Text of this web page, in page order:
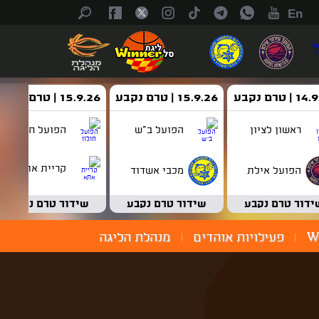
En
טרם נקבע
ראשון לציון
הפועל אילת
טרם נקבע
15.9.26 | טרם נקבע
הפועל ב"ש
מכבי אשדוד
שידור טרם נקבע
15.9.26 | טרם נקבע
הפועל חולון
קריית אתא
שידור טרם נקבע
פעילויות אוהדים מנהלת הליגה